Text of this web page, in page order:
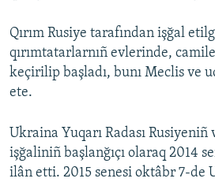
Qırım Rusiye tarafından işğal
qırımtatarlarnıñ evlerinde,
keçirilip başladı, bunı Meclis ve
ete.
Ukraina Yuqarı Radası Rusiyeniñ
işğaliniñ başlanğıçı olaraq 2014
ilân etti. 2015 senesi oktâbr 7-de